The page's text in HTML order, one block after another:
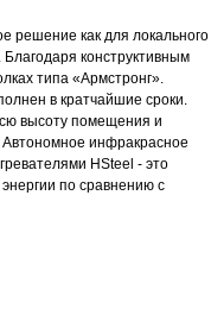
решение как для локального
конструктивным
типа «Армстронг».
в кратчайшие сроки.
высоту помещения и
инфракрасное
HSteel - это
по сравнению с